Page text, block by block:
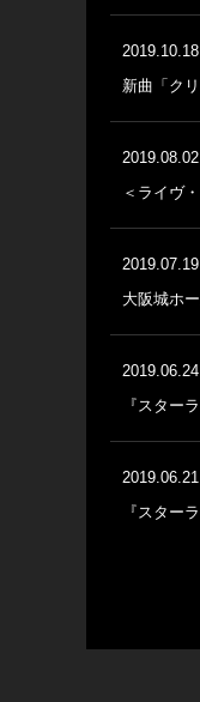
2019.10.18
新曲「ク
2019.08.02
＜ライヴ
2019.07.19
大阪城ホ
2019.06.24
『スター
2019.06.21
『スター